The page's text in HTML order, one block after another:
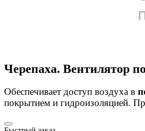
Черепаха. Вентилятор
Обеспечивает доступ воздуха в
покрытием и гидроизоляцией.